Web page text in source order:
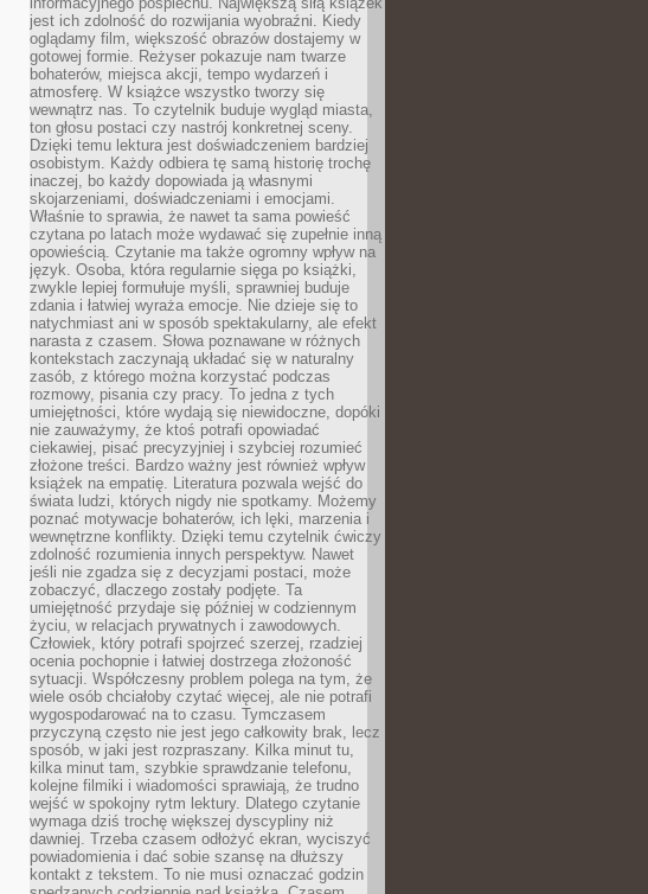
jest ich zdolność do rozwijania wyobraźni. Kiedy
oglądamy film, większość obrazów dostajemy w
gotowej formie. Reżyser pokazuje nam twarze
bohaterów, miejsca akcji, tempo wydarzeń i
atmosferę. W książce wszystko tworzy się
wewnątrz nas. To czytelnik buduje wygląd miasta,
ton głosu postaci czy nastrój konkretnej sceny.
Dzięki temu lektura jest doświadczeniem bardziej
osobistym. Każdy odbiera tę samą historię trochę
inaczej, bo każdy dopowiada ją własnymi
skojarzeniami, doświadczeniami i emocjami.
Właśnie to sprawia, że nawet ta sama powieść
czytana po latach może wydawać się zupełnie inną
opowieścią. Czytanie ma także ogromny wpływ na
język. Osoba, która regularnie sięga po książki,
zwykle lepiej formułuje myśli, sprawniej buduje
zdania i łatwiej wyraża emocje. Nie dzieje się to
natychmiast ani w sposób spektakularny, ale efekt
narasta z czasem. Słowa poznawane w różnych
kontekstach zaczynają układać się w naturalny
zasób, z którego można korzystać podczas
rozmowy, pisania czy pracy. To jedna z tych
umiejętności, które wydają się niewidoczne, dopóki
nie zauważymy, że ktoś potrafi opowiadać
ciekawiej, pisać precyzyjniej i szybciej rozumieć
złożone treści. Bardzo ważny jest również wpływ
książek na empatię. Literatura pozwala wejść do
świata ludzi, których nigdy nie spotkamy. Możemy
poznać motywacje bohaterów, ich lęki, marzenia i
wewnętrzne konflikty. Dzięki temu czytelnik ćwiczy
zdolność rozumienia innych perspektyw. Nawet
jeśli nie zgadza się z decyzjami postaci, może
zobaczyć, dlaczego zostały podjęte. Ta
umiejętność przydaje się później w codziennym
życiu, w relacjach prywatnych i zawodowych.
Człowiek, który potrafi spojrzeć szerzej, rzadziej
ocenia pochopnie i łatwiej dostrzega złożoność
sytuacji. Współczesny problem polega na tym, że
wiele osób chciałoby czytać więcej, ale nie potrafi
wygospodarować na to czasu. Tymczasem
przyczyną często nie jest jego całkowity brak, lecz
sposób, w jaki jest rozpraszany. Kilka minut tu,
kilka minut tam, szybkie sprawdzanie telefonu,
kolejne filmiki i wiadomości sprawiają, że trudno
wejść w spokojny rytm lektury. Dlatego czytanie
wymaga dziś trochę większej dyscypliny niż
dawniej. Trzeba czasem odłożyć ekran, wyciszyć
powiadomienia i dać sobie szansę na dłuższy
kontakt z tekstem. To nie musi oznaczać godzin